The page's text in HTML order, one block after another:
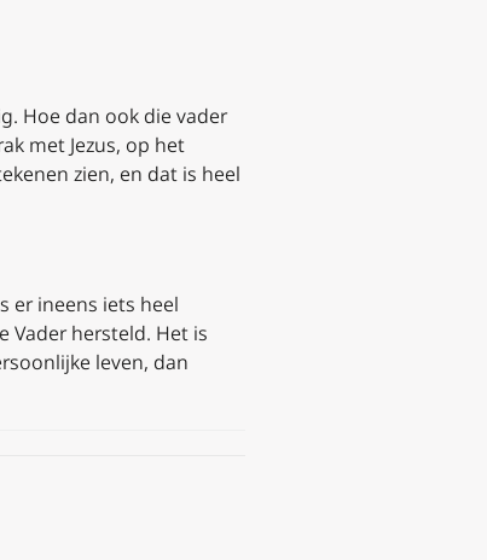
Hoe dan ook die vader
met Jezus, op het
zien, en dat is heel
er ineens iets heel
Vader hersteld. Het is
leven, dan